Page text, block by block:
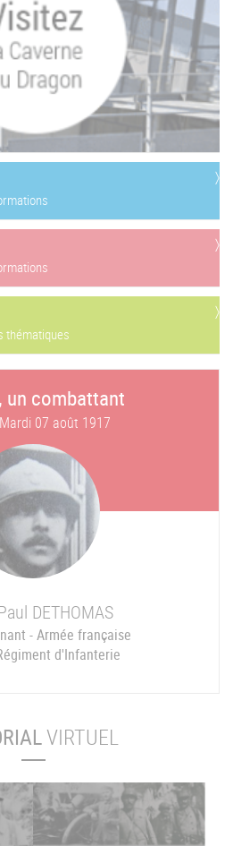
thématiques
un combattant
Mardi 07 août 1917
DETHOMAS
- Armée française
d'Infanterie
VIRTUEL